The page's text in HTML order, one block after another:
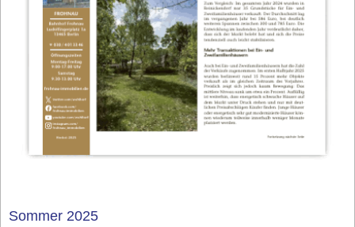
Sommer 2025